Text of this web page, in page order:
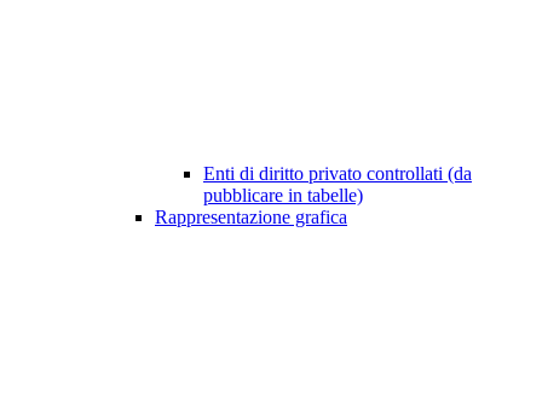
Enti di diritto privato controllati (da
pubblicare in tabelle)
Rappresentazione grafica